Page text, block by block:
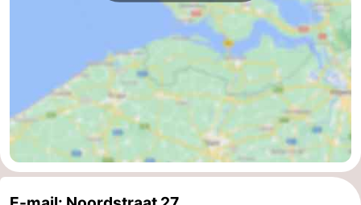
Vlaanderen
Nieuwvliet
-
Sluis
-